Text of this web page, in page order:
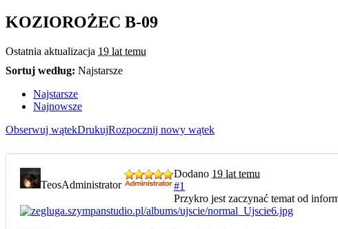
KOZIOROŻEC B-09
Ostatnia aktualizacja 19 lat temu
Sortuj według: Najstarsze
Najstarsze
Najnowsze
Obserwuj wątekDrukujRozpocznij nowy wątek
TeosAdministrator
Dodano 19 lat temu
#1
Przykro jest zaczynać temat od